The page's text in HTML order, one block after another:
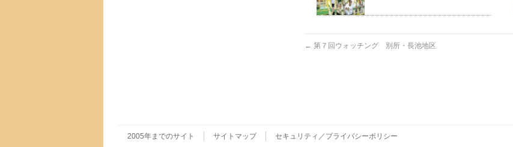
← 第７回ウォッチング 別所・長池地区
2005年までのサイト サイトマップ セキュリティ／プライバシーポリシー